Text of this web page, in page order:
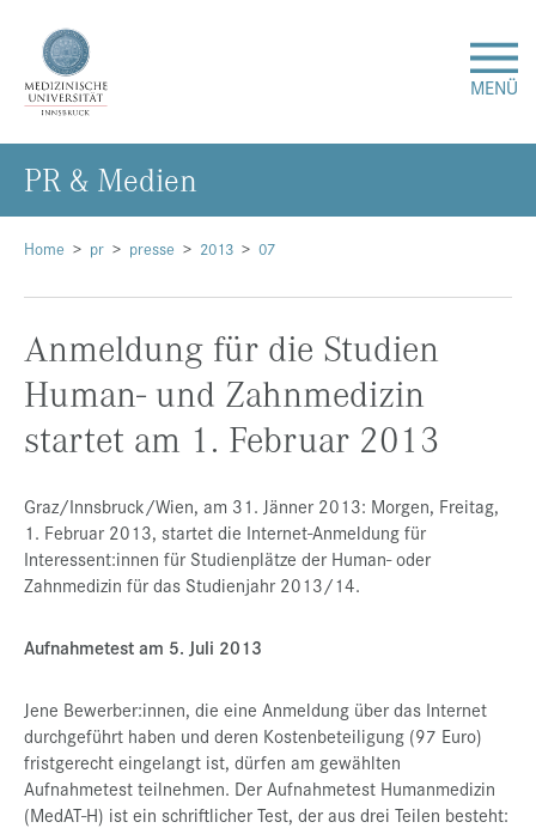
MENÜ
Forschung
Studium & Lehre
Über uns
Internationales
Events
Presse
Kontakt
Datenschutz
Service-Links
de |en
Home pr presse 2013 07
Anmeldung für die Studien
Human- und Zahnmedizin
startet am 1. Februar 2013
Graz/Innsbruck/Wien, am 31. Jänner 2013: Morgen, Freitag,
1. Februar 2013, startet die Internet-Anmeldung für
Interessent:innen für Studienplätze der Human- oder
Zahnmedizin für das Studienjahr 2013/14.
Aufnahmetest am 5. Juli 2013
Jene Bewerber:innen, die eine Anmeldung über das Internet
durchgeführt haben und deren Kostenbeteiligung (97 Euro)
fristgerecht eingelangt ist, dürfen am gewählten
Aufnahmetest teilnehmen. Der Aufnahmetest Humanmedizin
(MedAT-H) ist ein schriftlicher Test, der aus drei Teilen besteht:
PR & Me­di­en